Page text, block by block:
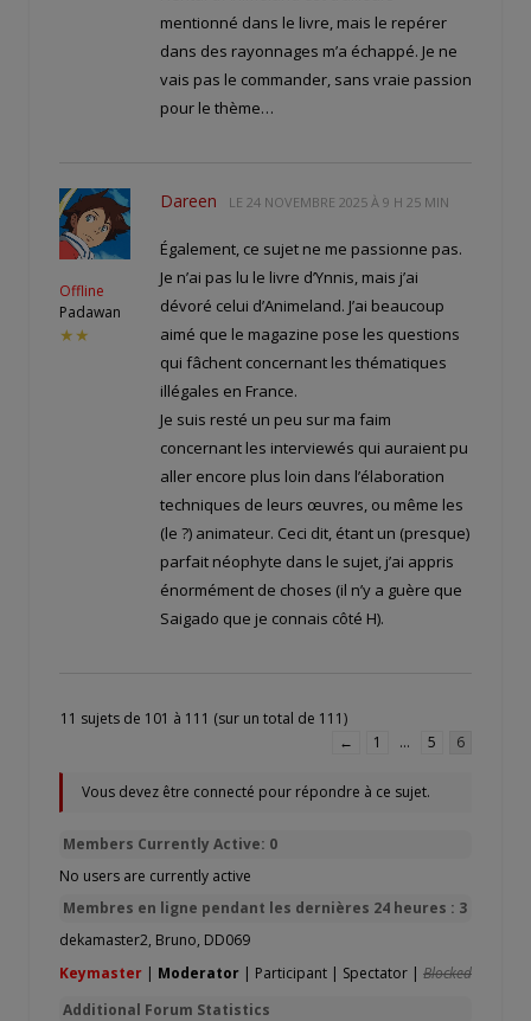
mentionné dans le livre, mais le repérer
dans des rayonnages m’a échappé. Je ne
vais pas le commander, sans vraie passion
pour le thème…
Offline
Padawan
★★
Dareen LE 24 NOVEMBRE 2025 À 9 H 25 MIN
Également, ce sujet ne me passionne pas.
Je n’ai pas lu le livre d’Ynnis, mais j’ai
dévoré celui d’Animeland. J’ai beaucoup
aimé que le magazine pose les questions
qui fâchent concernant les thématiques
illégales en France.
Je suis resté un peu sur ma faim
concernant les interviewés qui auraient pu
aller encore plus loin dans l’élaboration
techniques de leurs œuvres, ou même les
(le ?) animateur. Ceci dit, étant un (presque)
parfait néophyte dans le sujet, j’ai appris
énormément de choses (il n’y a guère que
Saigado que je connais côté H).
11 sujets de 101 à 111 (sur un total de 111)
←
1 … 5 6
Vous devez être connecté pour répondre à ce sujet.
Members Currently Active: 0
No users are currently active
Membres en ligne pendant les dernières 24 heures : 3
dekamaster2, Bruno, DD069
Keymaster | Moderator | Participant | Spectator | Blocked
Additional Forum Statistics